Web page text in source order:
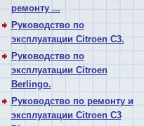
ремонту ...
Руководство по
эксплуатации Citroen C3.
Руководство по
эксплуатации Citroen
Berlingo.
Руководство по ремонту и
эксплуатации Citroen C3